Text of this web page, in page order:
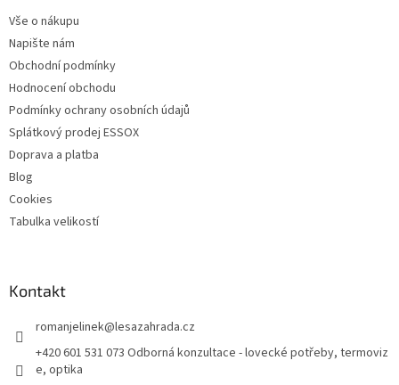
Vše o nákupu
Napište nám
Obchodní podmínky
Hodnocení obchodu
Podmínky ochrany osobních údajů
Splátkový prodej ESSOX
Doprava a platba
Blog
Cookies
Tabulka velikostí
Kontakt
romanjelinek@lesazahrada.cz
+420 601 531 073 Odborná konzultace - lovecké potřeby, termoviz
e, optika